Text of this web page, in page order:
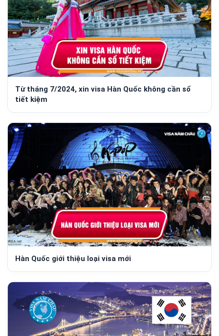
Từ tháng 7/2024, xin visa Hàn Quốc không cần sổ
tiết kiệm
Hàn Quốc giới thiệu loại visa mới